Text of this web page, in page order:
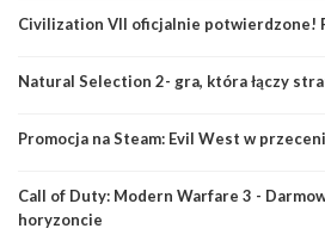
Civilization VII oficjalnie potwierdzone!
Natural Selection 2- gra, która łączy
Promocja na Steam: Evil West w
Call of Duty: Modern Warfare 3 -
horyzoncie